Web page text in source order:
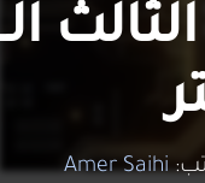
الـ
Amer Saihi